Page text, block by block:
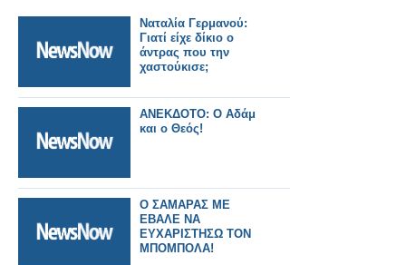
Ναταλία Γερμανού:
Γιατί είχε δίκιο ο
άντρας που την
χαστούκισε;
ΑΝΕΚΔΟΤΟ: Ο Αδάμ
και ο Θεός!
Ο ΣΑΜΑΡΑΣ ΜΕ
ΕΒΑΛΕ ΝΑ
ΕΥΧΑΡΙΣΤΗΣΩ ΤΟΝ
ΜΠΟΜΠΟΛΑ!